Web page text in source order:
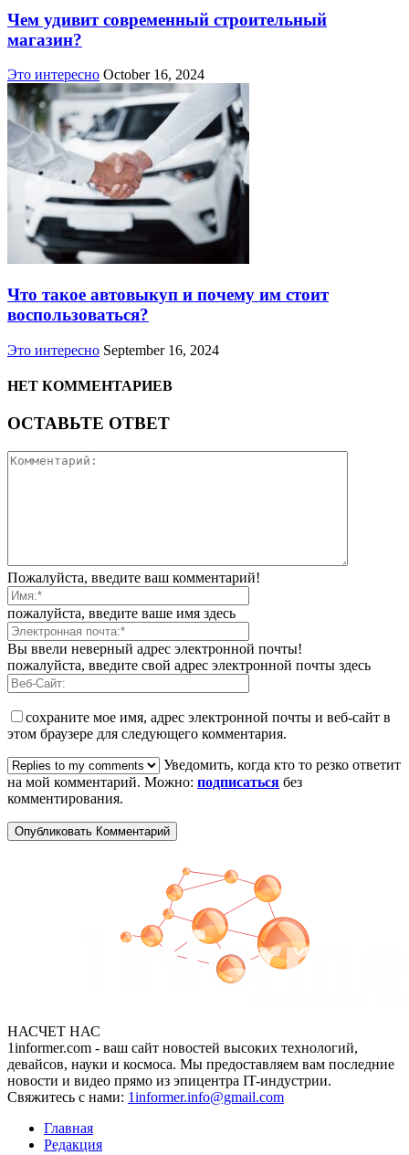
Чем удивит современный строительный
магазин?
Это интересно October 16, 2024
Что такое автовыкуп и почему им стоит
воспользоваться?
Это интересно September 16, 2024
НЕТ КОММЕНТАРИЕВ
ОСТАВЬТЕ ОТВЕТ
Пожалуйста, введите ваш комментарий!
пожалуйста, введите ваше имя здесь
Вы ввели неверный адрес электронной почты!
пожалуйста, введите свой адрес электронной почты здесь
сохраните мое имя, адрес электронной почты и веб-сайт в
этом браузере для следующего комментария.
Уведомить, когда кто то резко ответит
на мой комментарий. Можно: подписаться без
комментирования.
НАСЧЕТ НАС
1informer.com - ваш сайт новостей высоких технологий,
девайсов, науки и космоса. Мы предоставляем вам последние
новости и видео прямо из эпицентра IT-индустрии.
Свяжитесь с нами: 1informer.info@gmail.com
Главная
Редакция